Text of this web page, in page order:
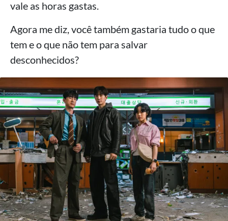
vale as horas gastas.
Agora me diz, você também gastaria tudo o que
tem e o que não tem para salvar
desconhecidos?